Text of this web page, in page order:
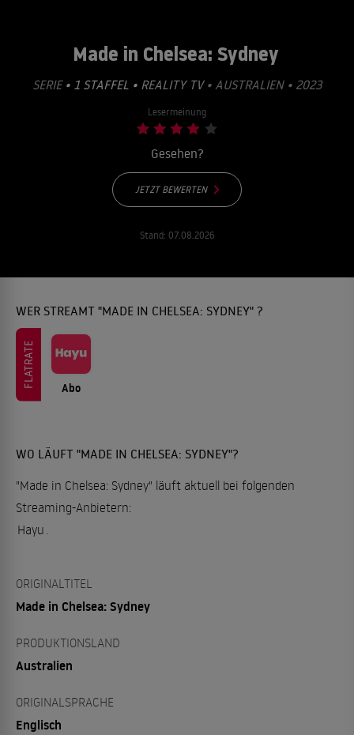
Made in Chelsea: Sydney
SERIE • 1 STAFFEL • REALITY TV• AUSTRALIEN • 2023
Lesermeinung
Gesehen?
JETZT BEWERTEN
Stand: 07.08.2026
WER STREAMT "MADE IN CHELSEA: SYDNEY" ?
FLATRATE Abo
WO LÄUFT "MADE IN CHELSEA: SYDNEY"?
"Made in Chelsea: Sydney" läuft aktuell bei folgenden
Streaming-Anbietern:
Hayu
ORIGINALTITEL
Made in Chelsea: Sydney
PRODUKTIONSLAND
Australien
ORIGINALSPRACHE
Englisch